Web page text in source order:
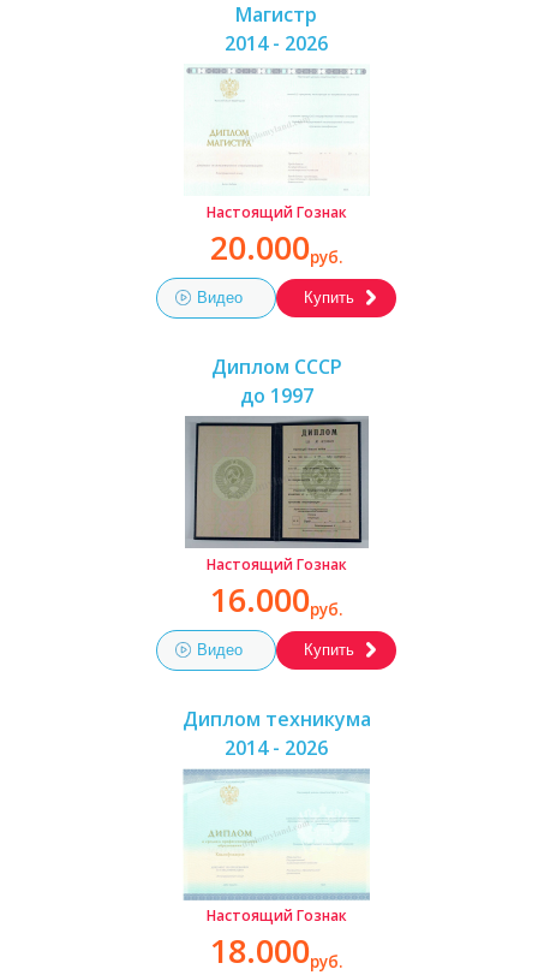
Магистр
2014 - 2026
Настоящий Гознак
20.000руб.
Видео Купить
Диплом СССР
до 1997
Настоящий Гознак
16.000руб.
Видео Купить
Диплом техникума
2014 - 2026
Настоящий Гознак
18.000руб.